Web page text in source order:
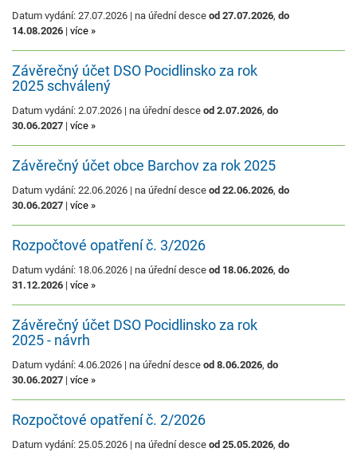
Datum vydání: 27.07.2026 | na úřední desce od 27.07.2026, do
14.08.2026 | více »
Závěrečný účet DSO Pocidlinsko za rok
2025 schválený
Datum vydání: 2.07.2026 | na úřední desce od 2.07.2026, do
30.06.2027 | více »
Závěrečný účet obce Barchov za rok 2025
Datum vydání: 22.06.2026 | na úřední desce od 22.06.2026, do
30.06.2027 | více »
Rozpočtové opatření č. 3/2026
Datum vydání: 18.06.2026 | na úřední desce od 18.06.2026, do
31.12.2026 | více »
Závěrečný účet DSO Pocidlinsko za rok
2025 - návrh
Datum vydání: 4.06.2026 | na úřední desce od 8.06.2026, do
30.06.2027 | více »
Rozpočtové opatření č. 2/2026
Datum vydání: 25.05.2026 | na úřední desce od 25.05.2026, do